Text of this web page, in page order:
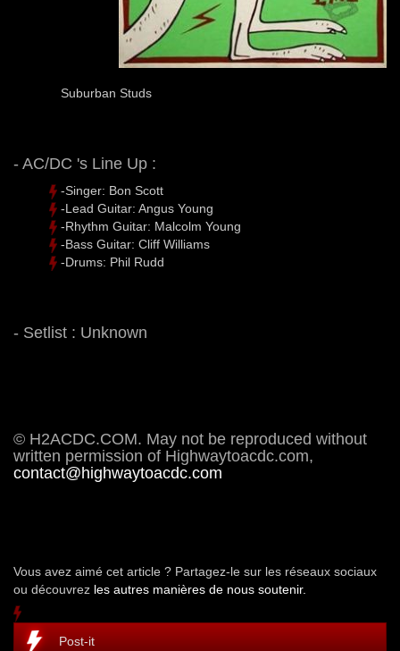
Suburban Studs
- AC/DC 's Line Up :
-Singer: Bon Scott
-Lead Guitar: Angus Young
-Rhythm Guitar: Malcolm Young
-Bass Guitar: Cliff Williams
-Drums: Phil Rudd
- Setlist : Unknown
© H2ACDC.COM. May not be reproduced without
written permission of Highwaytoacdc.com,
contact@highwaytoacdc.com
Vous avez aimé cet article ? Partagez-le sur les réseaux sociaux
ou découvrez les autres manières de nous soutenir.
Post-it